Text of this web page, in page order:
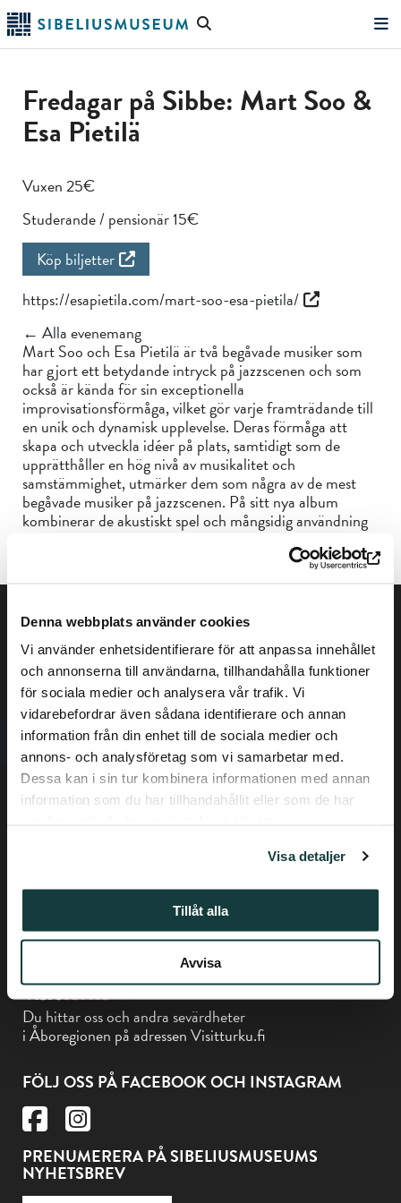
Denna webbplats använder cookies
Vi använder enhetsidentifierare för att anpassa innehållet
och annonserna till användarna, tillhandahålla funktioner
för sociala medier och analysera vår trafik. Vi
vidarebefordrar även sådana identifierare och annan
information från din enhet till de sociala medier och
annons- och analysföretag som vi samarbetar med.
Dessa kan i sin tur kombinera informationen med annan
information som du har tillhandahållit eller som de har
Visa detaljer
Tillåt alla
Avvisa
Hoppa
till
huvudinnehållet
Sök
Fredagar på Sibbe: Mart Soo &
Esa Pietilä
Vuxen 25€
Studerande / pensionär 15€
Köp biljetter
https://esapietila.com/mart-soo-esa-pietila/
← Alla evenemang
Mart Soo och Esa Pietilä är två begåvade musiker som
har gjort ett betydande intryck på jazzscenen och som
också är kända för sin exceptionella
improvisationsförmåga, vilket gör varje framträdande till
en unik och dynamisk upplevelse. Deras förmåga att
skapa och utveckla idéer på plats, samtidigt som de
upprätthåller en hög nivå av musikalitet och
samstämmighet, utmärker dem som några av de mest
begåvade musiker på jazzscenen. På sitt nya album
kombinerar de akustiskt spel och mångsidig användning
Dataskyddsbeskrivning
Tillgänglighetsutlåtande
Museikortet gäller på Sibeliusmuseum
Du hittar oss och andra sevärdheter
i Åboregionen på adressen Visitturku.fi
FÖLJ OSS PÅ FACEBOOK OCH INSTAGRAM
PRENUMERERA PÅ SIBELIUSMUSEUMS
NYHETSBREV